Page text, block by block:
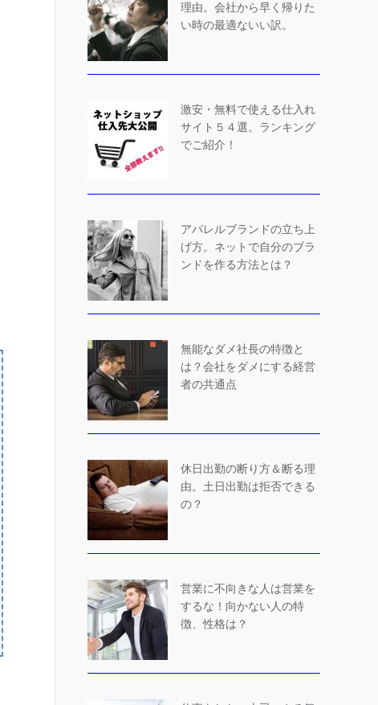
理由。会社から早く帰りた
い時の最適ないい訳。
激安・無料で使える仕入れ
サイト５４選。ランキング
でご紹介！
アパレルブランドの立ち上
げ方。ネットで自分のブラ
ンドを作る方法とは？
無能なダメ社長の特徴と
は？会社をダメにする経営
者の共通点
休日出勤の断り方＆断る理
由。土日出勤は拒否できる
の？
営業に不向きな人は営業を
するな！向かない人の特
徴、性格は？